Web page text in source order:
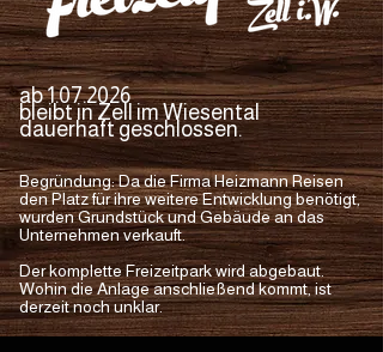
ab1.07.2026
bleibt in Zell im Wiesental
dauerhaft geschlossen.
Begründung: Da die Firma Heizmann Reisen
den Platz für ihre weitere Entwicklung benötigt,
wurden Grundstück und Gebäude an das
Unternehmen verkauft.
Der komplette Freizeitpark wird abgebaut.
Wohin die Anlage anschließend kommt, ist
derzeit noch unklar.